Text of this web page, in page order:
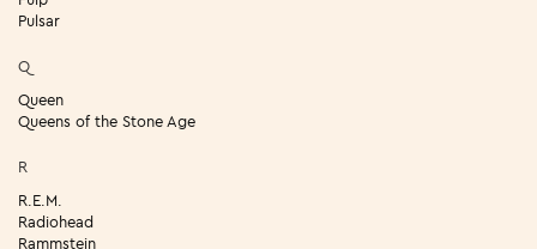
Pulsar
Q
Queen
Queens of the Stone Age
R
R.E.M.
Radiohead
Rammstein